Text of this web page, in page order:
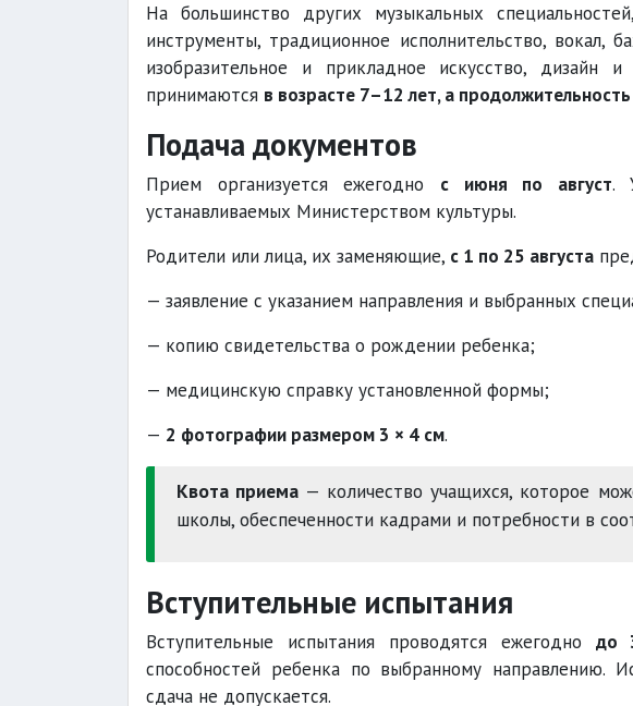
На большинство других музыкальных
инструменты, традиционное исполнительство,
изобразительное и прикладное искусство, дизайн
принимаются в возрасте 7–12 лет, а
Подача документов
Прием организуется ежегодно с июня по август.
устанавливаемых Министерством культуры.
Родители или лица, их заменяющие, с 1 по 25 августа
— заявление с указанием направления и выбранных
— копию свидетельства о рождении ребенка;
— медицинскую справку установленной формы;
— 2 фотографии размером 3 × 4 см.
Квота приема — количество учащихся, которое
школы, обеспеченности кадрами и потребности в
Вступительные испытания
Вступительные испытания проводятся ежегодно до
способностей ребенка по выбранному направлению.
сдача не допускается.